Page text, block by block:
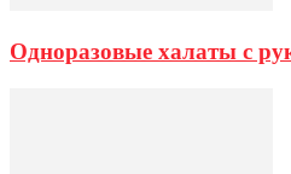
Одноразовые халаты с